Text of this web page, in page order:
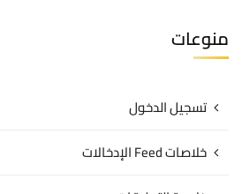
منوعات
تسجيل الدخول
خلاصات Feed الإدخالات